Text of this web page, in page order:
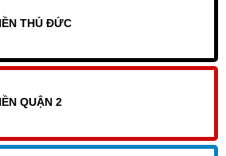
THỦ ĐỨC
QUẬN 2